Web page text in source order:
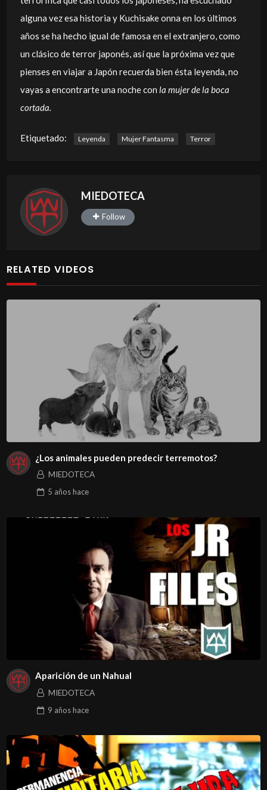
alguna vez esa historia y Kuchisake onna en los últimos
años se ha hecho igual de famosa en el extranjero, como
un clásico de terror japonés, así que la próxima vez que
pienses en viajar a Japón recuerda bien ésta leyenda, no
vayas a encontrarte una noche con la mujer de la boca
cortada.
Etiquetado: Leyenda Mujer Fantasma Terror
MIEDOTECA
Follow
RELATED VIDEOS
¿Los animales pueden predecir terremotos?
MIEDOTECA
5 añoshace
Aparición de un Nahual
MIEDOTECA
9 añoshace